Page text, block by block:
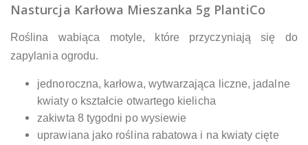
Nasturcja Karłowa Mieszanka 5g PlantiCo
Roślina wabiąca motyle, które przyczyniają się do
zapylania ogrodu.
jednoroczna, karłowa, wytwarzająca liczne, jadalne
kwiaty o kształcie otwartego kielicha
zakiwta 8 tygodni po wysiewie
uprawiana jako roślina rabatowa i na kwiaty cięte